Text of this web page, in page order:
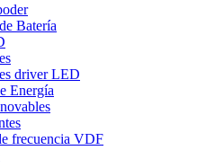
Batería
driver LED
Energía
frecuencia VDF